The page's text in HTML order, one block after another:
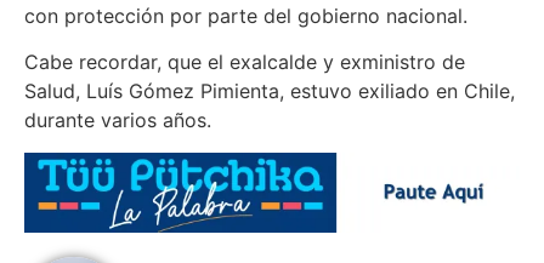
con protección por parte del gobierno nacional.
Cabe recordar, que el exalcalde y exministro de
Salud, Luís Gómez Pimienta, estuvo exiliado en Chile,
durante varios años.